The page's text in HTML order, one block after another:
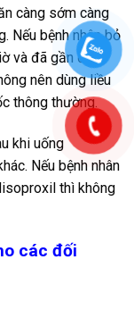
càng sớm càng
Nếu bệnh nhân bỏ
và đã gần đến
nên dùng liều
thông thường.
khi uống
Nếu bệnh nhân
thì không
các đối